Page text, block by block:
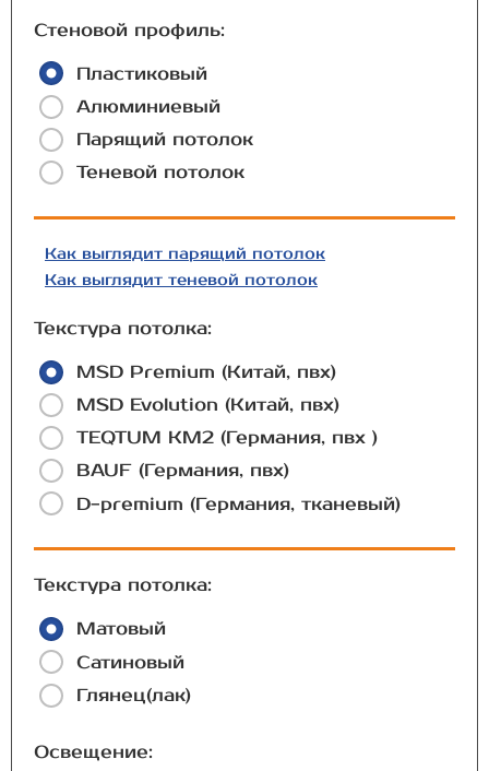
Стеновой профиль:
Пластиковый
Алюминиевый
Парящий потолок
Теневой потолок
Как выглядит парящий потолок
Как выглядит теневой потолок
Текстура потолка:
MSD Premium (Китай, пвх)
MSD Evolution (Китай, пвх)
TEQTUM КМ2 (Германия, пвх )
BAUF (Германия, пвх)
D-premium (Германия, тканевый)
Текстура потолка:
Матовый
Сатиновый
Глянец(лак)
Освещение: